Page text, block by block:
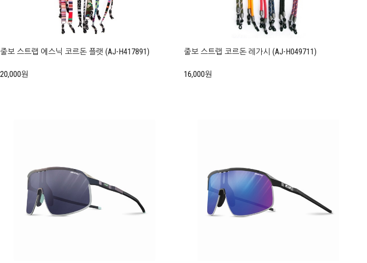
줄보 스트랩 에스닉 코르돈 플랫 (AJ-H417891)
20,000원
줄보 스트랩 코르돈 레가시 (AJ-H049711)
16,000원